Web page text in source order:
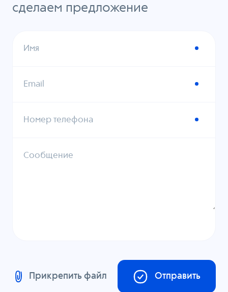
сделаем предложение
Имя
Email
Номер телефона
Сообщение
Прикрепить файл Отправить